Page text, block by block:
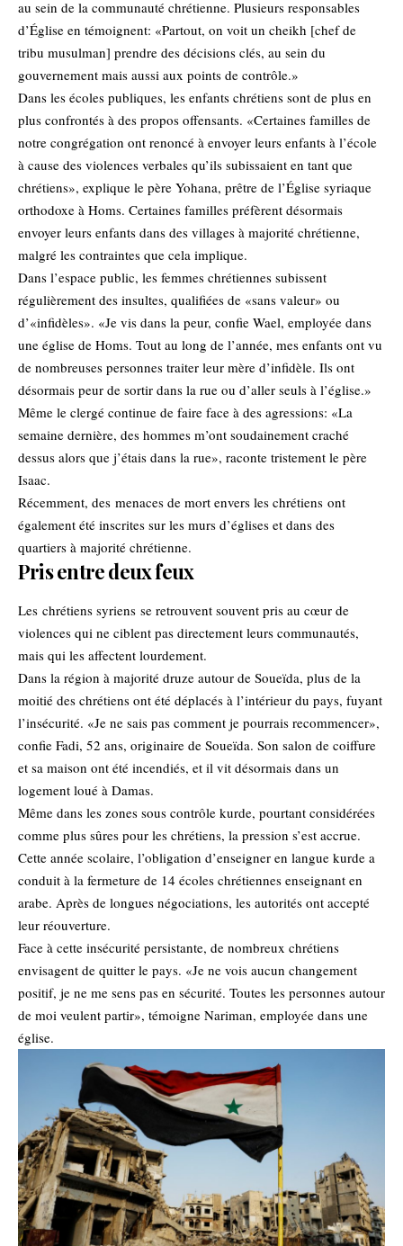
au sein de la communauté chrétienne. Plusieurs responsables
d’Église en témoignent: «Partout, on voit un cheikh [chef de
tribu musulman] prendre des décisions clés, au sein du
gouvernement mais aussi aux points de contrôle.»
Dans les écoles publiques, les enfants chrétiens sont de plus en
plus confrontés à des propos offensants. «Certaines familles de
notre congrégation ont renoncé à envoyer leurs enfants à l’école
à cause des violences verbales qu’ils subissaient en tant que
chrétiens», explique le père Yohana, prêtre de l’Église syriaque
orthodoxe à Homs. Certaines familles préfèrent désormais
envoyer leurs enfants dans des villages à majorité chrétienne,
malgré les contraintes que cela implique.
Dans l’espace public, les femmes chrétiennes subissent
régulièrement des insultes, qualifiées de «sans valeur» ou
d’«infidèles». «Je vis dans la peur, confie Wael, employée dans
une église de Homs. Tout au long de l’année, mes enfants ont vu
de nombreuses personnes traiter leur mère d’infidèle. Ils ont
désormais peur de sortir dans la rue ou d’aller seuls à l’église.»
Même le clergé continue de faire face à des agressions: «La
semaine dernière, des hommes m’ont soudainement craché
dessus alors que j’étais dans la rue», raconte tristement le père
Isaac.
Récemment, des menaces de mort envers les chrétiens ont
également été inscrites sur les murs d’églises et dans des
quartiers à majorité chrétienne.
Pris entre deux feux
Les chrétiens syriens se retrouvent souvent pris au cœur de
violences qui ne ciblent pas directement leurs communautés,
mais qui les affectent lourdement.
Dans la région à majorité druze autour de Soueïda, plus de la
moitié des chrétiens ont été déplacés à l’intérieur du pays, fuyant
l’insécurité. «Je ne sais pas comment je pourrais recommencer»,
confie Fadi, 52 ans, originaire de Soueïda. Son salon de coiffure
et sa maison ont été incendiés, et il vit désormais dans un
logement loué à Damas.
Même dans les zones sous contrôle kurde, pourtant considérées
comme plus sûres pour les chrétiens, la pression s’est accrue.
Cette année scolaire, l’obligation d’enseigner en langue kurde a
conduit à la fermeture de 14 écoles chrétiennes enseignant en
arabe. Après de longues négociations, les autorités ont accepté
leur réouverture.
Face à cette insécurité persistante, de nombreux chrétiens
envisagent de quitter le pays. «Je ne vois aucun changement
positif, je ne me sens pas en sécurité. Toutes les personnes autour
de moi veulent partir», témoigne Nariman, employée dans une
église.